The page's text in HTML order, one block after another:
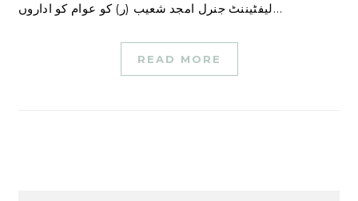
لیفٹیننٹ جنرل امجد شعیب (ر) کو عوام کو اداروں…
READ MORE